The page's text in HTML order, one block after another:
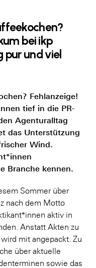
bei ikp
und viel
Fehlanzeige!
tief in die PR-
Agenturalltag
das Unterstützung
Wind.
Branche kennen.
Sommer über
nach dem Motto
aktiv in
Anstatt Akten zu
mit angepackt. Zu
über aktuelle
sowie das